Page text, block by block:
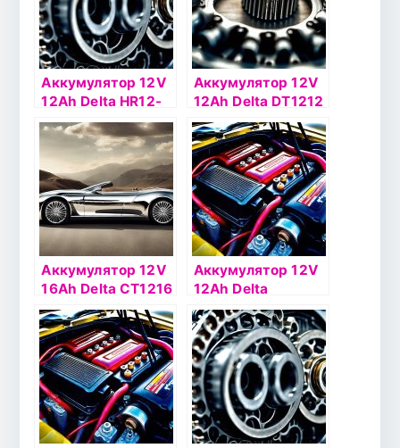
Аккумулятор 12V
12Ah Delta HR12-
12
Аккумулятор 12V
12Ah Delta DT1212
Аккумулятор 12V
16Ah Delta СТ1216
о.п.(- +)
Аккумулятор 12V
12Ah Delta
СТ1212.1 п.п.(+ -)